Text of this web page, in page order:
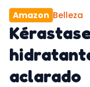
Amazon Belleza
aclarado